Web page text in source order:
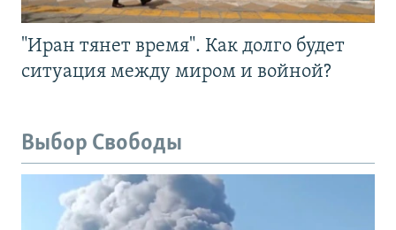
"Иран тянет время". Как долго будет
ситуация между миром и войной?
Выбор Свободы